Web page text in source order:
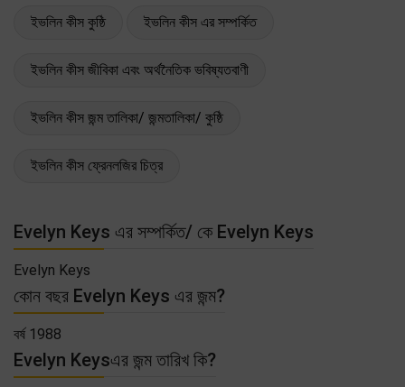
ইভলিন কীস কুষ্ঠি ইভলিন কীস এর সম্পর্কিত
ইভলিন কীস জীবিকা এবং অর্থনৈতিক ভবিষ্যতবাণী
ইভলিন কীস জন্ম তালিকা/ জন্মতালিকা/ কুষ্ঠি
ইভলিন কীস ফ্রেনলজির চিত্র
Evelyn Keys এর সম্পর্কিত/ কে Evelyn Keys
Evelyn Keys
কোন বছর Evelyn Keys এর জন্ম?
বর্ষ 1988
Evelyn Keysএর জন্ম তারিখ কি?